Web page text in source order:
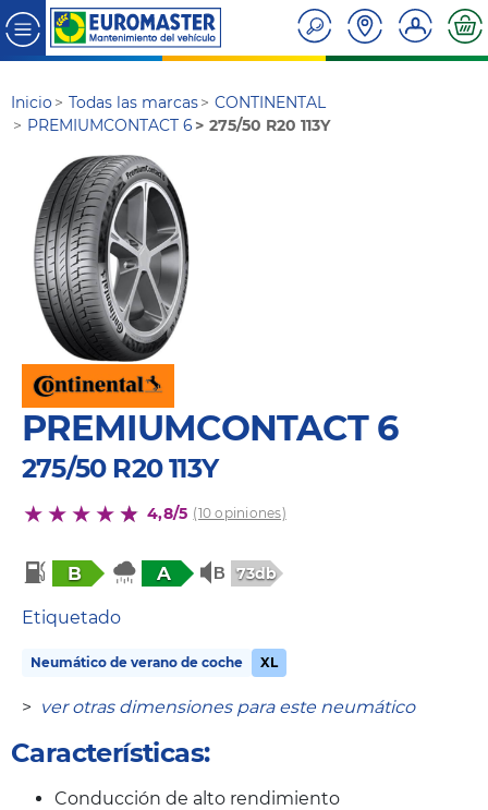
Inicio Todas las marcas
CONTINENTAL
PREMIUMCONTACT 6
275/50 R20 113Y
PREMIUMCONTACT 6
275/50 R20 113Y
4,8/5 (10 opiniones)
B A 73db
Etiquetado
Neumático de verano de coche XL
> ver otras dimensiones para este neumático
Características:
Conducción de alto rendimiento